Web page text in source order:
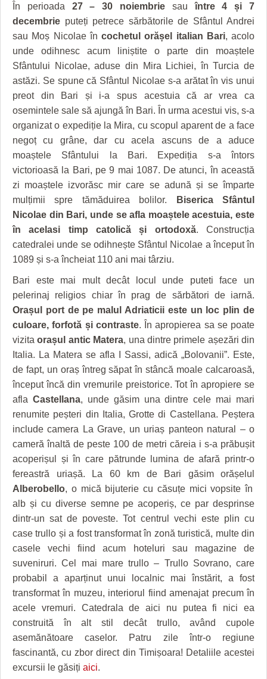
PE SURSE
JOCURI ONLINE
INVATAMANT
JUSTITIE
FILME DOCUMENTARE
CLIPURI VIDEO
JOCURI ONLINE
FARMACII DIN TIMIŞOARA
HARTA TIMIŞOAREI
LICEE, ŞCOLI ŞI GRĂDINIŢE DIN TIMIŞ
PRIMĂRIILE DIN TIMIŞ
SFATUL MEDICULUI
SFATURI JURIDICE
În perioada 27 – 30 noiembrie sauîntre 4 și 7
decembrie puteți petrece sărbătorile de Sfântul Andrei
sau Moș Nicolae în cochetul orășel italian Bari, acolo
unde odihnesc acum liniștite o parte din moaștele
Sfântului Nicolae, aduse din Mira Lichiei, în Turcia de
astăzi. Se spune că Sfântul Nicolae s-a arătat în vis unui
preot din Bari și i-a spus acestuia că ar vrea ca
osemintele sale să ajungă în Bari. În urma acestui vis, s-a
organizat o expediție la Mira, cu scopul aparent de a face
negoț cu grâne, dar cu acela ascuns de a aduce
moaștele Sfântului la Bari. Expediția s-a întors
victorioasă la Bari, pe 9 mai 1087. De atunci, în această
zi moaștele izvorăsc mir care se adună și se împarte
mulțimii spre tămăduirea bolilor.
Biserica Sfântul
Nicolae din Bari, unde se afla moaștele acestuia, este
în acelasi timp catolică și ortodoxă. Construcția
catedralei unde se odihnește Sfântul Nicolae a început în
1089 și s-a încheiat 110 ani mai târziu.
Bari este mai mult decât locul unde puteti face un
pelerinaj religios chiar în prag de sărbători de iarnă.
Orașul port de pe malul Adriaticii este un loc plin de
culoare, forfotă și contraste. În apropierea sa se poate
vizitaorașul antic Matera, una dintre primele așezări din
Italia. La Matera se afla I Sassi, adică „Bolovanii”. Este,
de fapt, un oraș întreg săpat în stâncă moale calcaroasă,
început încă din vremurile preistorice. Tot în apropiere se
afla Castellana, unde găsim una dintre cele mai mari
renumite peșteri din Italia, Grotte di Castellana. Peștera
include camera La Grave, un uriaș panteon natural – o
cameră înaltă de peste 100 de metri căreia i s-a prăbușit
acoperișul și în care pătrunde lumina de afară printr-o
fereastră uriașă. La 60 km de Bari găsim orășelul
Alberobello, o mică bijuterie cu căsuțe mici vopsite în
alb și cu diverse semne pe acoperiș, ce par desprinse
dintr-un sat de poveste. Tot centrul vechi este plin cu
case trullo și a fost transformat în zonă turistică, multe din
casele vechi fiind acum hoteluri sau magazine de
suveniruri. Cel mai mare trullo – Trullo Sovrano, care
probabil a aparținut unui localnic mai înstărit, a fost
transformat în muzeu, interiorul fiind amenajat precum în
acele vremuri. Catedrala de aici nu putea fi nici ea
construită în alt stil decât trullo, având cupole
asemănătoare caselor. Patru zile într-o regiune
fascinantă, cu zbor direct din Timișoara! Detaliile acestei
excursii le găsiți aici.